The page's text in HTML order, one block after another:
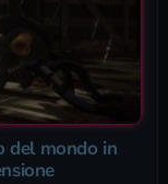
del mondo in